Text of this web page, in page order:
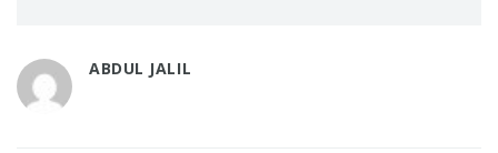
ABDUL JALIL